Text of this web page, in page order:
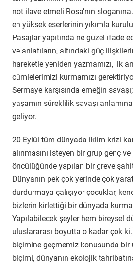
not ilave etmeli Rosa’nın
en yüksek eserlerinin yıkımla
Pasajlar yapıtında ne güzel ifade
ve anlatıların, altındaki güç
hareketle yeniden yazmamızı, ilk
cümlelerimizi kurmamızı
Sermaye karşısında emeğin
yaşamın süreklilik savaşı
geliyor.
20 Eylül tüm dünyada iklim krizi
alınmasını isteyen bir grup genç
öncülüğünde yapılan bir greve
Dünyanın pek çok yerinde çok
durdurmaya çalışıyor çocuklar,
bizlerin kirlettiği bir dünyada
Yapılabilecek şeyler hem bireysel
uluslararası boyutta o kadar çok
biçimine geçmemiz konusunda bir
biçimi, dünyanın ekolojik